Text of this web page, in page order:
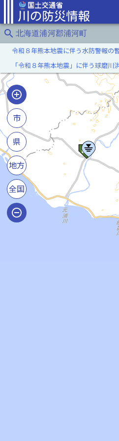
search 北海道浦河郡浦河町
令和８年熊本地震に伴う水防警報の
「令和８年熊本地震」に伴う球磨川
市
県
地方
全国